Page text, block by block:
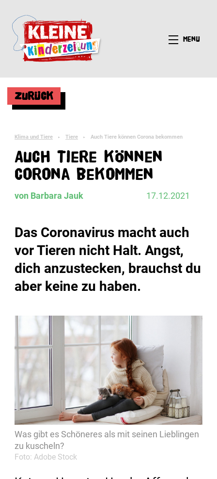
Menü
Zurück
Klima und Tiere ► Tiere ► Auch Tiere können Corona bekommen
Auch Tiere können
Corona bekommen
von Barbara Jauk 17.12.2021
Das Coronavirus macht auch
vor Tieren nicht Halt. Angst,
dich anzustecken, brauchst du
aber keine zu haben.
Was gibt es Schöneres als mit seinen Lieblingen
zu kuscheln?
Foto: Adobe Stock